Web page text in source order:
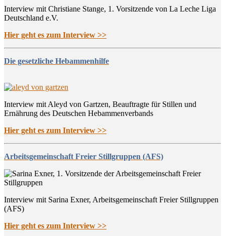
Interview mit Christiane Stange, 1. Vorsitzende von La Leche Liga
Deutschland e.V.
Hier geht es zum Interview >>
Die gesetzliche Hebammenhilfe
Interview mit Aleyd von Gartzen, Beauftragte für Stillen und
Ernährung des Deutschen Hebammenverbands
Hier geht es zum Interview >>
Arbeitsgemeinschaft Freier Stillgruppen (AFS)
Interview mit Sarina Exner, Arbeitsgemeinschaft Freier Stillgruppen
(AFS)
Hier geht es zum Interview >>